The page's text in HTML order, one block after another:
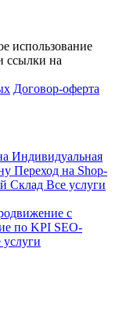
использование
ссылки на
Договор-оферта
Индивидуальная
Переход на Shop-
Склад Все услуги
с
по KPI SEO-
услуги